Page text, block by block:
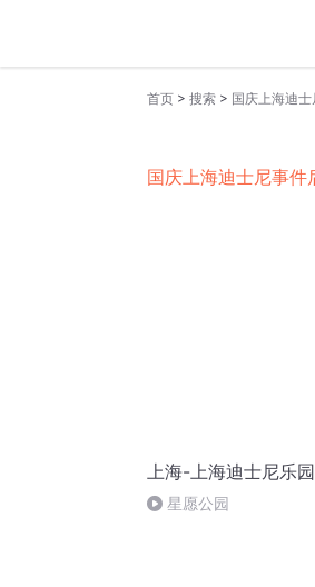
首页 > 搜索 > 国庆上海迪
国庆上海迪士尼事件
上海-上海迪士尼乐园
星愿公园